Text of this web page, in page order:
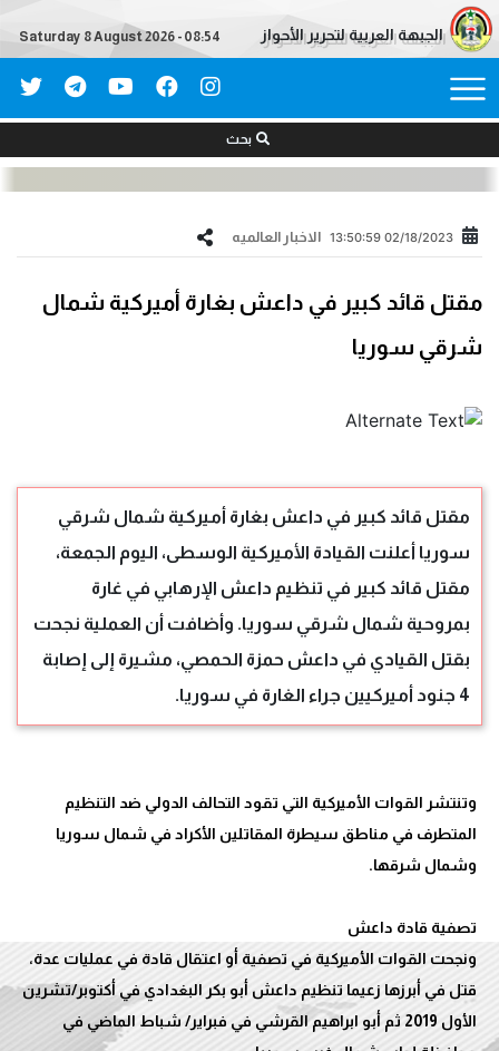
الجبهة العربية لتحرير الأحواز Saturday 8 August 2026 - 08:54
بحث
02/18/2023 13:50:59 الاخبار العالمیه
مقتل قائد كبير في داعش بغارة أميركية شمال
شرقي سوريا
مقتل قائد كبير في داعش بغارة أميركية شمال شرقي
سوريا أعلنت القيادة الأميركية الوسطى، اليوم الجمعة،
مقتل قائد كبير في تنظيم داعش الإرهابي في غارة
بمروحية شمال شرقي سوريا. وأضافت أن العملية نجحت
بقتل القيادي في داعش حمزة الحمصي، مشيرة إلى إصابة
4 جنود أميركيين جراء الغارة في سوريا.
وتنتشر القوات الأميركية التي تقود التحالف الدولي ضد التنظيم
المتطرف في مناطق سيطرة المقاتلين الأكراد في شمال سوريا
ونجحت القوات الأميركية في تصفية أو اعتقال قادة في عمليات عدة،
قتل في أبرزها زعيما تنظيم داعش أبو بكر البغدادي في أكتوبر/تشرين
الأول 2019 ثم أبو ابراهيم القرشي في فبراير/ شباط الماضي في